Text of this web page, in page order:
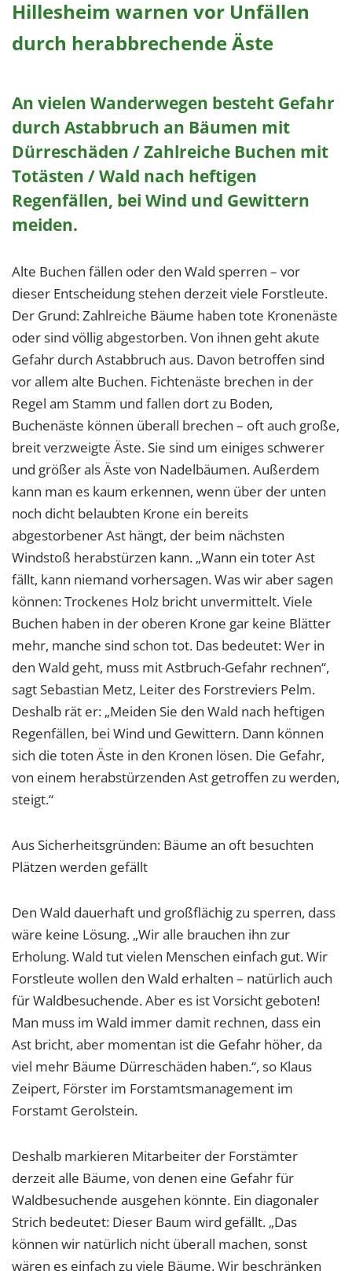
Hillesheim warnen vor Unfällen
durch herabbrechende Äste
An vielen Wanderwegen besteht Gefahr
durch Astabbruch an Bäumen mit
Dürreschäden / Zahlreiche Buchen mit
Totästen / Wald nach heftigen
Regenfällen, bei Wind und Gewittern
meiden.
Alte Buchen fällen oder den Wald sperren – vor
dieser Entscheidung stehen derzeit viele Forstleute.
Der Grund: Zahlreiche Bäume haben tote Kronenäste
oder sind völlig abgestorben. Von ihnen geht akute
Gefahr durch Astabbruch aus. Davon betroffen sind
vor allem alte Buchen. Fichtenäste brechen in der
Regel am Stamm und fallen dort zu Boden,
Buchenäste können überall brechen – oft auch große,
breit verzweigte Äste. Sie sind um einiges schwerer
und größer als Äste von Nadelbäumen. Außerdem
kann man es kaum erkennen, wenn über der unten
noch dicht belaubten Krone ein bereits
abgestorbener Ast hängt, der beim nächsten
Windstoß herabstürzen kann. „Wann ein toter Ast
fällt, kann niemand vorhersagen. Was wir aber sagen
können: Trockenes Holz bricht unvermittelt. Viele
Buchen haben in der oberen Krone gar keine Blätter
mehr, manche sind schon tot. Das bedeutet: Wer in
den Wald geht, muss mit Astbruch-Gefahr rechnen“,
sagt Sebastian Metz, Leiter des Forstreviers Pelm.
Deshalb rät er: „Meiden Sie den Wald nach heftigen
Regenfällen, bei Wind und Gewittern. Dann können
sich die toten Äste in den Kronen lösen. Die Gefahr,
von einem herabstürzenden Ast getroffen zu werden,
steigt.“
Aus Sicherheitsgründen: Bäume an oft besuchten
Plätzen werden gefällt
Den Wald dauerhaft und großflächig zu sperren, dass
wäre keine Lösung. „Wir alle brauchen ihn zur
Erholung. Wald tut vielen Menschen einfach gut. Wir
Forstleute wollen den Wald erhalten – natürlich auch
für Waldbesuchende. Aber es ist Vorsicht geboten!
Man muss im Wald immer damit rechnen, dass ein
Ast bricht, aber momentan ist die Gefahr höher, da
viel mehr Bäume Dürreschäden haben.“, so Klaus
Zeipert, Förster im Forstamtsmanagement im
Forstamt Gerolstein.
Deshalb markieren Mitarbeiter der Forstämter
derzeit alle Bäume, von denen eine Gefahr für
Waldbesuchende ausgehen könnte. Ein diagonaler
Strich bedeutet: Dieser Baum wird gefällt. „Das
können wir natürlich nicht überall machen, sonst
wären es einfach zu viele Bäume. Wir beschränken